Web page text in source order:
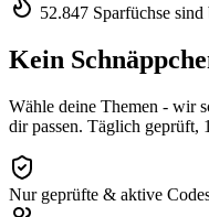
52.847 Sparfüchse sind
Kein
Wähle deine Themen - wir
dir passen. Täglich geprüft,
Nur geprüfte & aktive